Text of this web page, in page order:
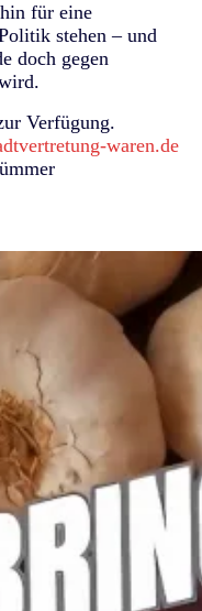
für eine
stehen – und
doch gegen
Verfügung.
waren.de